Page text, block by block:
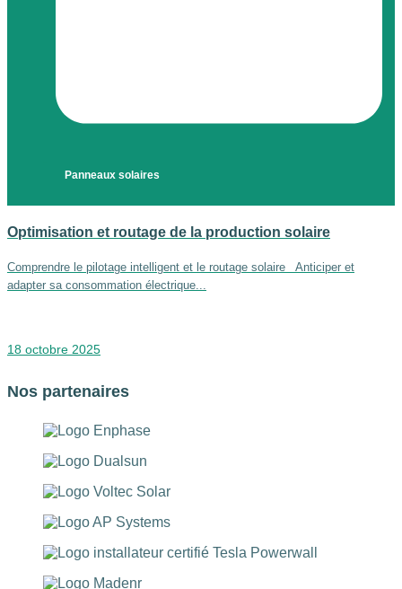
Panneaux solaires
Optimisation et routage de la production solaire
Comprendre le pilotage intelligent et le routage solaire Anticiper et
adapter sa consommation électrique...
18 octobre 2025
Nos partenaires